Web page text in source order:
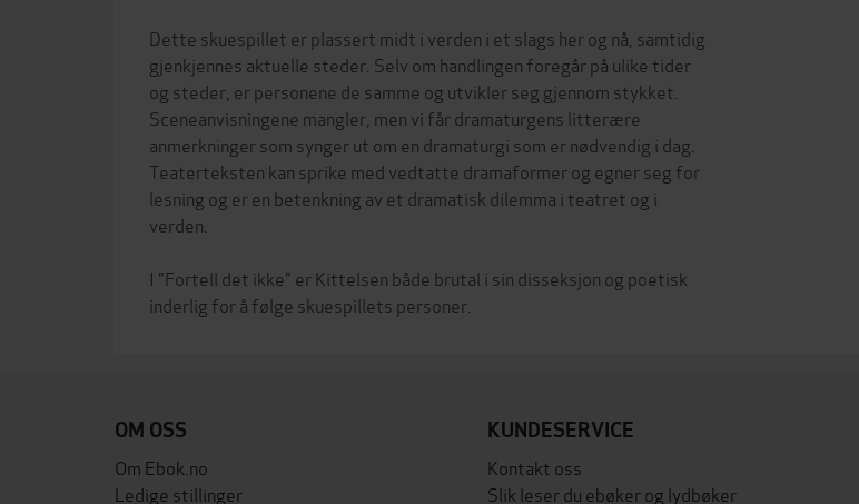
Dette skuespillet er plassert midt i verden i et slags her og nå, samtidig
gjenkjennes aktuelle steder. Selv om handlingen foregår på ulike tider
og steder, er personene de samme og utvikler seg gjennom stykket.
Sceneanvisningene mangler, men vi får dramaturgens litterære
anmerkninger som synger ut om en dramaturgi som er nødvendig i dag.
Teaterteksten kan sprike med vedtatte dramaformer og egner seg for
lesning og er en betenkning av et dramatisk dilemma i teatret og i
verden.
I "Fortell det ikke" er Kittelsen både brutal i sin disseksjon og poetisk
OM OSS
Om Ebok.no
Ledige stillinger
KUNDESERVICE
Kontakt oss
Slik leser du ebøker og lydbøker